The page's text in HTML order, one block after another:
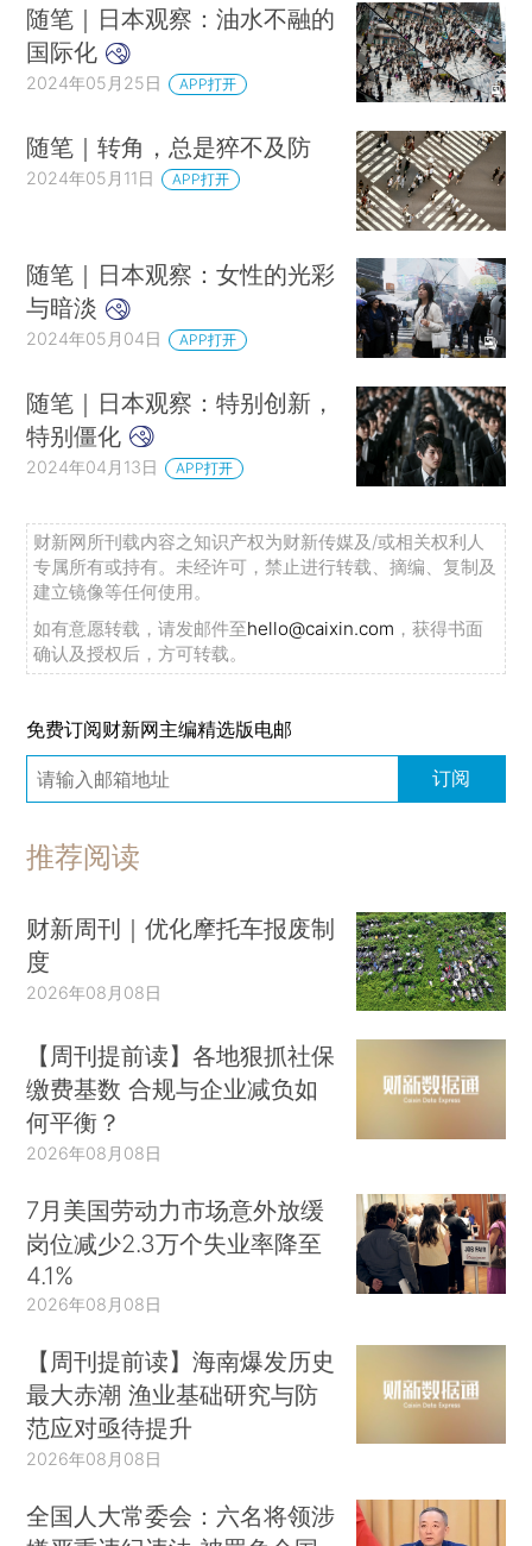
随笔｜日本观察：油水不融的
国际化
2024年05月25日 APP打开
随笔｜转角，总是猝不及防
2024年05月11日 APP打开
随笔｜日本观察：女性的光彩
与暗淡
2024年05月04日 APP打开
随笔｜日本观察：特别创新，
特别僵化
2024年04月13日 APP打开
财新网所刊载内容之知识产权为财新传媒及/或相关权利人
专属所有或持有。未经许可，禁止进行转载、摘编、复制及
建立镜像等任何使用。
如有意愿转载，请发邮件至hello@caixin.com ，获得书面
确认及授权后，方可转载。
免费订阅财新网主编精选版电邮
订阅
推荐阅读
财新周刊｜优化摩托车报废制
度
2026年08月08日
【周刊提前读】各地狠抓社保
缴费基数 合规与企业减负如
何平衡？
2026年08月08日
7月美国劳动力市场意外放缓
岗位减少2.3万个失业率降至
4.1%
2026年08月08日
【周刊提前读】海南爆发历史
最大赤潮 渔业基础研究与防
范应对亟待提升
2026年08月08日
全国人大常委会：六名将领涉